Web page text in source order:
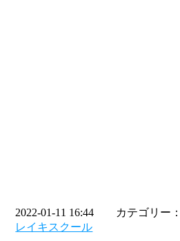
2022-01-11 16:44 カテゴリー：
レイキスクール